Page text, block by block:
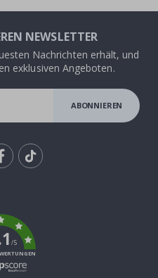
NEWSLETTER
Nachrichten erhält, und
exklusiven Angeboten.
ABONNIEREN
/5